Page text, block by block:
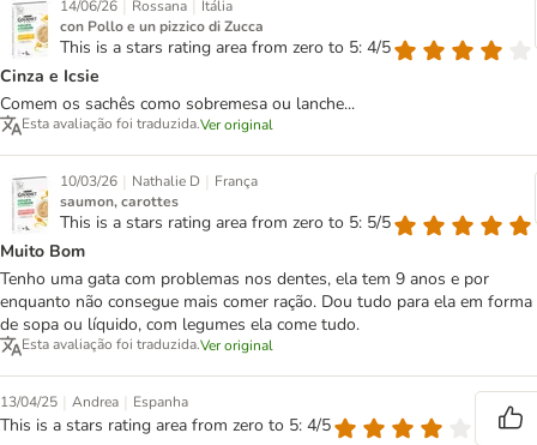
14/06/26 | Rossana | Itália
con Pollo e un pizzico di Zucca
This is a stars rating area from zero to 5: 4/5
Cinza e Icsie
Comem os sachês como sobremesa ou lanche...
Esta avaliação foi traduzida.Ver original
10/03/26 | Nathalie D | França
saumon, carottes
This is a stars rating area from zero to 5: 5/5
Muito Bom
Tenho uma gata com problemas nos dentes, ela tem 9 anos e por
enquanto não consegue mais comer ração. Dou tudo para ela em forma
de sopa ou líquido, com legumes ela come tudo.
Esta avaliação foi traduzida.Ver original
13/04/25 | Andrea | Espanha
This is a stars rating area from zero to 5: 4/5